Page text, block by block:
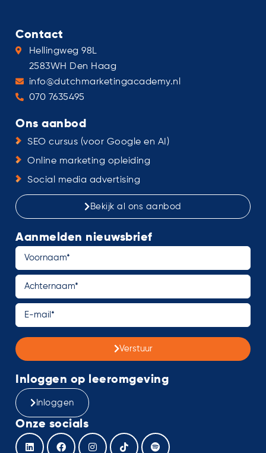
Contact
Hellingweg 98L
2583WH Den Haag
info@dutchmarketingacademy.nl
070 7635495
Ons aanbod
SEO cursus (voor Google en AI)
Online marketing opleiding
Social media advertising
Bekijk al ons aanbod
Aanmelden nieuwsbrief
Verstuur
Inloggen op leeromgeving
Inloggen
Onze socials